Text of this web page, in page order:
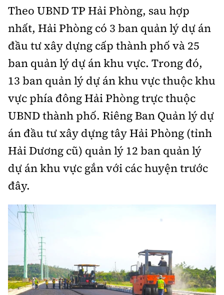
Cải chính
Vật liệu xây dựng
Giám định chất lượng
Quản lý đô thị
Hàng không
Đường sắt
Đăng kiểm
Đường sắt tốc độ cao
Đường thủy
Hàng hải
Đường sắt đô thị
Nhà thầu
Mời thầu - Đấu thầu
Thi viết về GTVT
Thị trường
Tài chính
Chứng khoán
Bảo hiểm
Doanh nghiệp
Pháp luật
Thanh tra
An ninh hình sự
Điều tra
Pháp đình
Hỏi - Đáp
An toàn giao thông
Giao thông 24h
ATGT địa phương
Văn hóa giao thông
Lái xe an toàn
Chung tay vì ATGT
Gương sáng giao thông
Chất lượng sống
Giáo dục
Y tế
Đời sống
Lao động - Công đoàn
Văn hóa - Giải Trí
Showbiz
Điện ảnh
Âm nhạc
Thể thao
Bóng đá
Bình luận
Hậu trường sao
360 độ thể thao
Công nghệ
Sản phẩm mới
Tư vấn
Thế giới
Thời sự Quốc tế
Hồ sơ tài liệu
Thế giới giao thông
Đi ++
Du lịch
Khám phá
Video
Thời sự
Theo UBND TP Hải Phòng, sau hợp
nhất, Hải Phòng có 3 ban quản lý dự án
đầu tư xây dựng cấp thành phố và 25
ban quản lý dự án khu vực. Trong đó,
13 ban quản lý dự án khu vực thuộc khu
vực phía đông Hải Phòng trực thuộc
UBND thành phố. Riêng Ban Quản lý dự
án đầu tư xây dựng tây Hải Phòng (tỉnh
Hải Dương cũ) quản lý 12 ban quản lý
dự án khu vực gắn với các huyện trước
đây.